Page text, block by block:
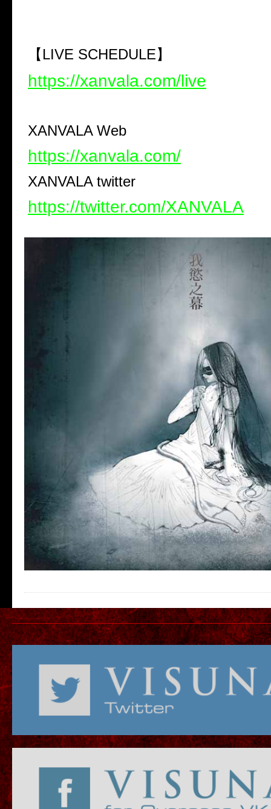
【 LIVE SCHEDULE】
https://xanvala.com/live
XANVALA Web
https://xanvala.com/
XANVALA twitter
https://twitter.com/XANVALA